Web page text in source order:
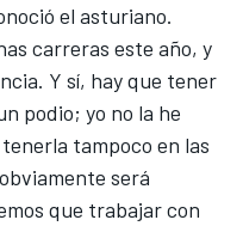
el asturiano.
carreras este año, y
Y sí, hay que tener
podio; yo no la he
tampoco en las
será
que trabajar con